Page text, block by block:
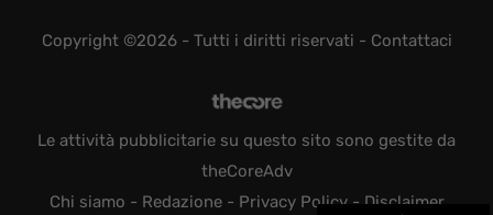
Copyright ©2026 - Tutti i diritti riservati - Contattaci
Le attività pubblicitarie su questo sito sono gestite da
theCoreAdv
Chi siamo - Redazione- Privacy Policy- Disclaimer